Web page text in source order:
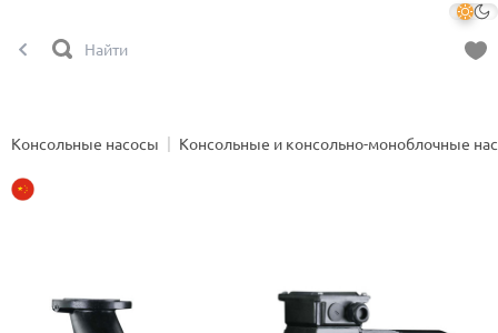
Консольные насосы Консольные и консольно-моноблочные